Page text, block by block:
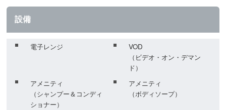
設備
電子レンジ
VOD
（ビデオ・オン・デマン
ド）
アメニティ
（シャンプー＆コンディ
ショナー）
アメニティ
（ボディソープ）